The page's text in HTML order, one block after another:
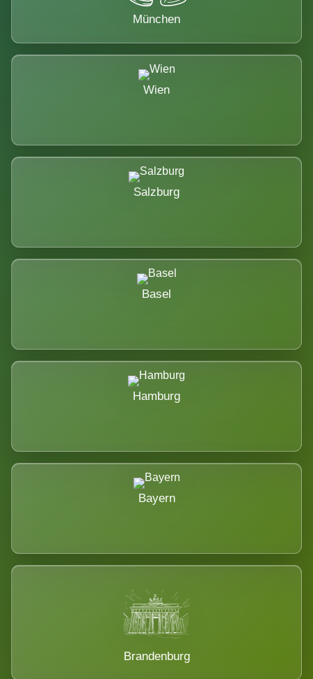
München
Wien
Salzburg
Basel
Hamburg
Bayern
Brandenburg